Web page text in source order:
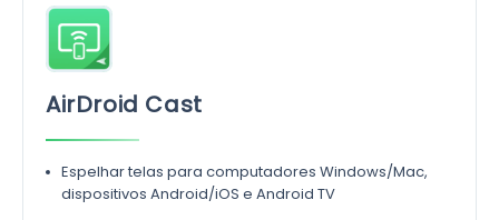
AirDroid Cast
Espelhar telas para computadores Windows/Mac,
dispositivos Android/iOS e Android TV